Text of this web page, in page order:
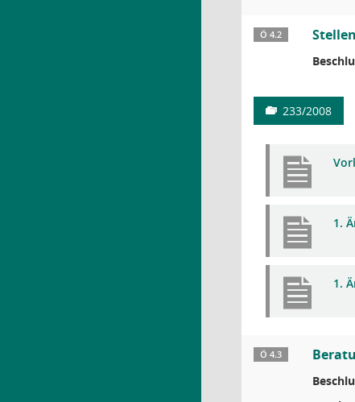
Ö 4.2
233/2008
1.
1.
Ö 4.3